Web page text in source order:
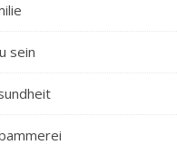
sein